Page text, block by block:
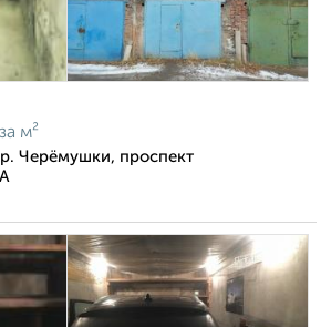
за м²
Черёмушки, проспект